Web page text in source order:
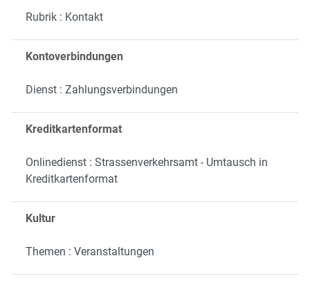
Rubrik : Kontakt
Kontoverbindungen
Dienst : Zahlungsverbindungen
Kreditkartenformat
Onlinedienst : Strassenverkehrsamt - Umtausch in
Kreditkartenformat
Kultur
Themen : Veranstaltungen